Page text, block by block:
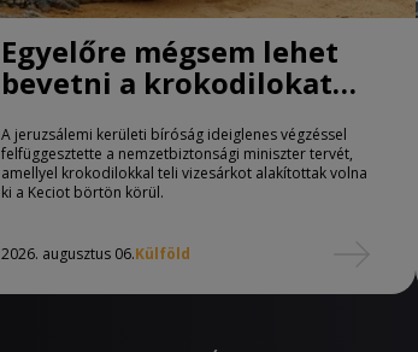
Egyelőre mégsem lehet
bevetni a krokodilokat
A jeruzsálemi kerületi bíróság ideiglenes végzéssel
felfüggesztette a nemzetbiztonsági miniszter tervét,
amellyel krokodilokkal teli vizesárkot alakítottak volna
ki a Keciot börtön körül.
2026. augusztus 06.Külföld